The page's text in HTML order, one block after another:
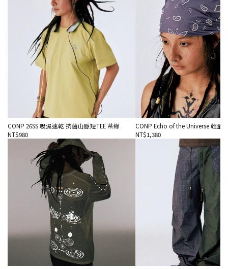
CONP 26SS 吸濕速乾 抗菌山脈短TEE 茶綠
NT$980
CONP Echo of the Universe 輕量
NT$1,380